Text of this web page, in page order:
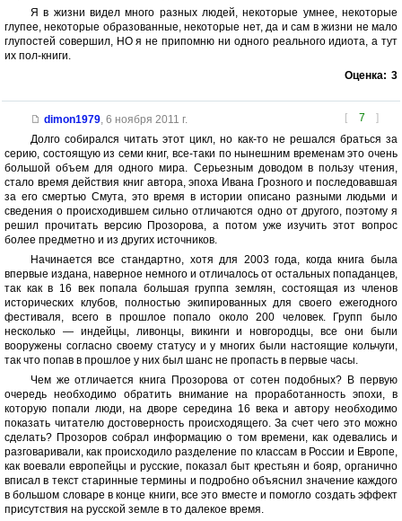
Я в жизни видел много разных людей, некоторые умнее, некоторые
глупее, некоторые образованные, некоторые нет, да и сам в жизни не мало
глупостей совершил, НО я не припомню ни одного реального идиота, а тут
их пол-книги.
Оценка: 3
[ 7 ]
dimon1979, 6 ноября 2011 г.
Долго собирался читать этот цикл, но как-то не решался браться за
серию, состоящую из семи книг, все-таки по нынешним временам это очень
большой объем для одного мира. Серьезным доводом в пользу чтения,
стало время действия книг автора, эпоха Ивана Грозного и последовавшая
за его смертью Смута, это время в истории описано разными людьми и
сведения о происходившем сильно отличаются одно от другого, поэтому я
решил прочитать версию Прозорова, а потом уже изучить этот вопрос
более предметно и из других источников.
Начинается все стандартно, хотя для 2003 года, когда книга была
впервые издана, наверное немного и отличалось от остальных попаданцев,
так как в 16 век попала большая группа землян, состоящая из членов
исторических клубов, полностью экипированных для своего ежегодного
фестиваля, всего в прошлое попало около 200 человек. Групп было
несколько — индейцы, ливонцы, викинги и новгородцы, все они были
вооружены согласно своему статусу и у многих были настоящие кольчуги,
так что попав в прошлое у них был шанс не пропасть в первые часы.
Чем же отличается книга Прозорова от сотен подобных? В первую
очередь необходимо обратить внимание на проработанность эпохи, в
которую попали люди, на дворе середина 16 века и автору необходимо
показать читателю достоверность происходящего. За счет чего это можно
сделать? Прозоров собрал информацию о том времени, как одевались и
разговаривали, как происходило разделение по классам в России и Европе,
как воевали европейцы и русские, показал быт крестьян и бояр, органично
вписал в текст старинные термины и подробно объяснил значение каждого
в большом словаре в конце книги, все это вместе и помогло создать эффект
присутствия на русской земле в то далекое время.